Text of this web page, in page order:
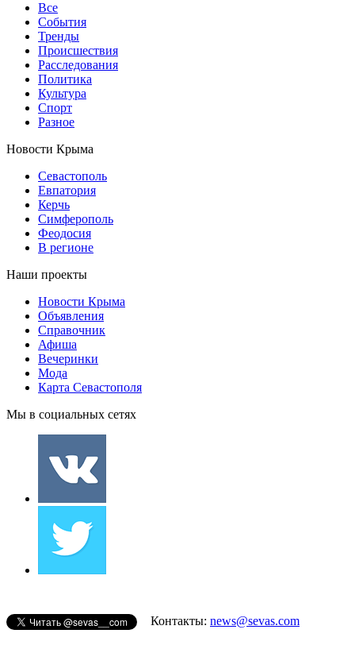
Все
События
Тренды
Происшествия
Расследования
Политика
Культура
Спорт
Разное
Новости Крыма
Севастополь
Евпатория
Керчь
Симферополь
Феодосия
В регионе
Наши проекты
Новости Крыма
Объявления
Справочник
Афиша
Вечеринки
Мода
Карта Севастополя
Мы в социальных сетях
Контакты: news@sevas.com